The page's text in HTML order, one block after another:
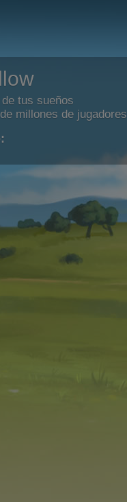
tus sueños
millones de